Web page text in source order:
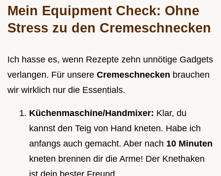
Mein Equipment Check: Ohne
Stress zu den Cremeschnecken
Ich hasse es, wenn Rezepte zehn unnötige Gadgets
verlangen. Für unsere Cremeschnecken brauchen
wir wirklich nur die Essentials.
Küchenmaschine/Handmixer: Klar, du
kannst den Teig von Hand kneten. Habe ich
anfangs auch gemacht. Aber nach 10 Minuten
kneten brennen dir die Arme! Der Knethaken